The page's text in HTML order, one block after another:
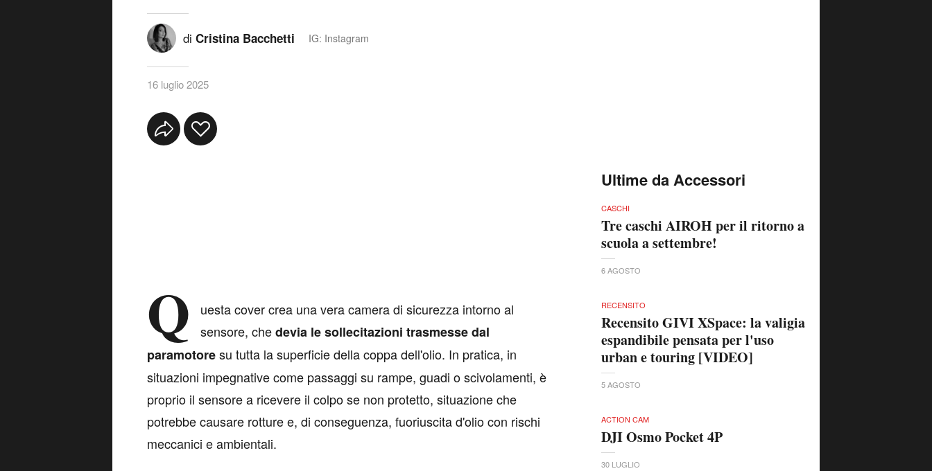
di Cristina Bacchetti IG: Instagram
16 luglio 2025
Q
uesta cover crea una vera camera di sicurezza intorno al
sensore, chedevia le sollecitazioni trasmesse dal
paramotoresu tutta la superficie della coppa dell'olio. In pratica, in
situazioni impegnative come passaggi su rampe, guadi o scivolamenti, è
proprio il sensore a ricevere il colpo se non protetto, situazione che
potrebbe causare rotture e, di conseguenza, fuoriuscita d'olio con rischi
meccanici e ambientali.
Ultime da Accessori
CASCHI
Tre caschi AIROH per il ritorno a
scuola a settembre!
6 AGOSTO
RECENSITO
Recensito GIVI XSpace: la valigia
espandibile pensata per l'uso
urban e touring [VIDEO]
5 AGOSTO
ACTION CAM
DJI Osmo Pocket 4P
30 LUGLIO